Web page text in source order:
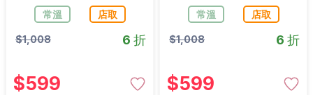
常溫
店取
$1,008 6 折
$599
常溫
店取
$1,008 6 折
$599